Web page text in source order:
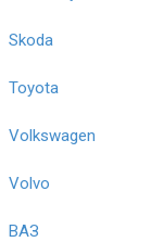
Skoda
Toyota
Volkswagen
Volvo
ВАЗ